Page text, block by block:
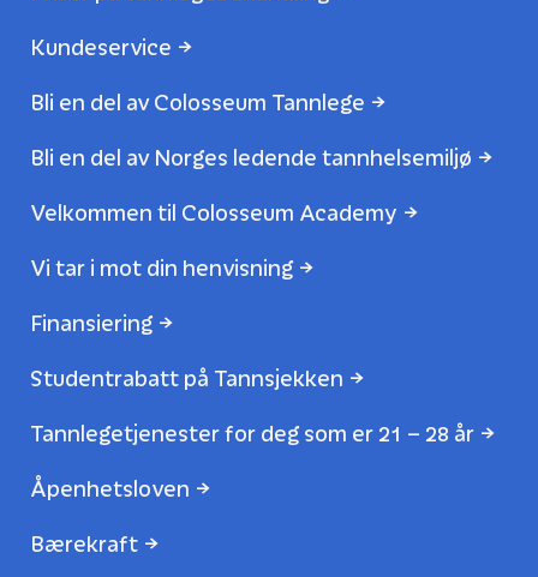
Kundeservice
Bli en del av Colosseum Tannlege
Bli en del av Norges ledende tannhelsemiljø
Velkommen til Colosseum Academy
Vi tar i mot din henvisning
Finansiering
Studentrabatt på Tannsjekken
Tannlegetjenester for deg som er 21 – 28 år
Åpenhetsloven
Bærekraft